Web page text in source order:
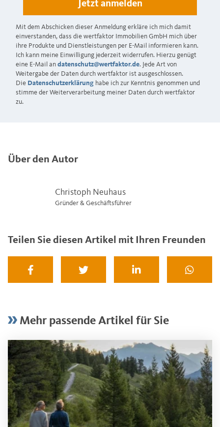
Mit dem Abschicken dieser Anmeldung erkläre ich mich damit
einverstanden, dass die wertfaktor Immobilien GmbH mich über
ihre Produkte und Dienstleistungen per E-Mail informieren kann.
Ich kann meine Einwilligung jederzeit widerrufen. Hierzu genügt
eine E-Mail an datenschutz@wertfaktor.de. Jede Art von
Weitergabe der Daten durch wertfaktor ist ausgeschlossen.
Die Datenschutzerklärung habe ich zur Kenntnis genommen und
stimme der Weiterverarbeitung meiner Daten durch wertfaktor
zu.
Über den Autor
Christoph Neuhaus
Gründer & Geschäftsführer
Teilen Sie diesen Artikel mit Ihren Freunden
Mehr passende Artikel für Sie